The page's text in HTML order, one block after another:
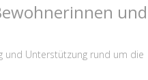
und
und Unterstützung rund um die